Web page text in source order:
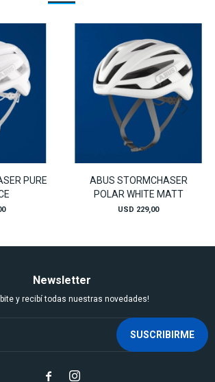
PURE
ABUS STORMCHASER
POLAR WHITE MATT
USD 229,00
Newsletter
y recibí todas nuestras novedades!
SUSCRIBIRME
 